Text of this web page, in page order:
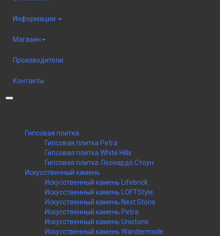
Информация
Магазин
Производители
Контакты
Гипсовая плитка
Гипсовая плитка Petra
Гипсовая плитка White Hills
Гипсовая плитка Леонардо Стоун
Искусственный камень
Искусственный камень Lifebrick
Искусственный камень LOFTStyle
Искусственный камень Next Stone
Искусственный камень Petra
Искусственный камень Unistone
Искусственный камень Wandermode